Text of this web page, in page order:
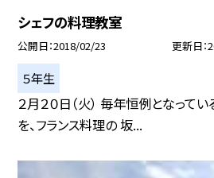
シェフの料理教室
公開日 2018/02/23 更新日
５年生
２月２０日（火） 毎年恒例となってい
を、フランス料理の 坂...